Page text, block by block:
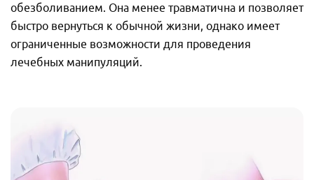
обезболиванием. Она менее травматична и позволяет
быстро вернуться к обычной жизни, однако имеет
ограниченные возможности для проведения
лечебных манипуляций.